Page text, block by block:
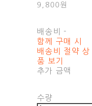
9,800원
배송비 -
함께 구매 시
배송비 절약 상
품 보기
추가 금액
수량